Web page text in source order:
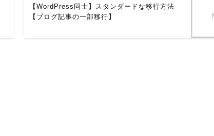
【WordPress同士】スタンダードな移行方法
【ブログ記事の一部移行】